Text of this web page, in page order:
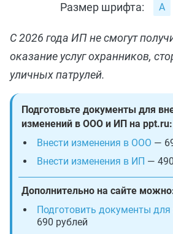
Размер шрифта:
С 2026 года ИП не смогут
оказание услуг охранников,
уличных патрулей.
Подготовьте документы для
изменений в ООО и ИП на ppt.ru:
Внести изменения в ООО —
Внести изменения в ИП —
Дополнительно на сайте
Подготовить документы
690 рублей